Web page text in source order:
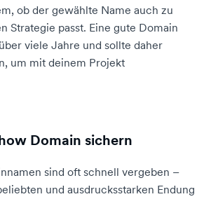
ob der gewählte Name auch zu
Strategie passt. Eine gute Domain
viele Jahre und sollte daher
um mit deinem Projekt
Domain sichern
sind oft schnell vergeben –
und ausdrucksstarken Endung